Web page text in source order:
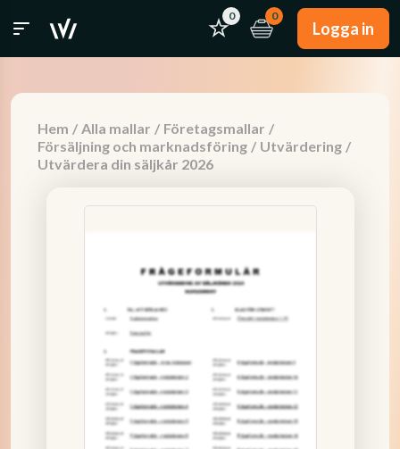
0 0
Logga in
Hem / Alla mallar / Företagsmallar /
Försäljning och marknadsföring / Utvärdering /
Utvärdera din säljkår 2026